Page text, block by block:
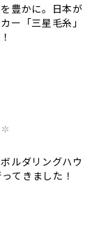
豊かに。日本が
ー「三星毛糸」
ルダリングハウ
てきました！